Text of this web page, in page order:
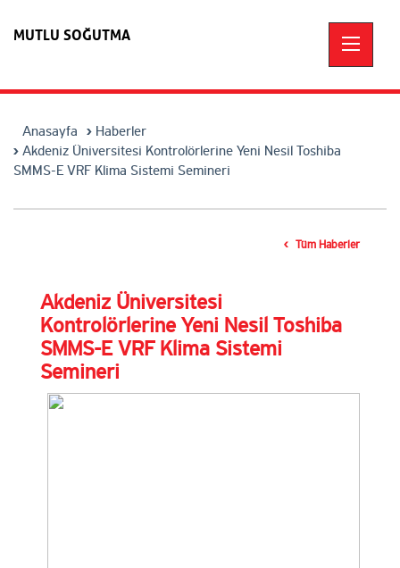
MUTLU SOĞUTMA
Anasayfa
Haberler
Akdeniz Üniversitesi Kontrolörlerine Yeni Nesil Toshiba
SMMS-E VRF Klima Sistemi Semineri
Tüm Haberler
Akdeniz Üniversitesi
Kontrolörlerine Yeni Nesil Toshiba
SMMS-E VRF Klima Sistemi
Semineri